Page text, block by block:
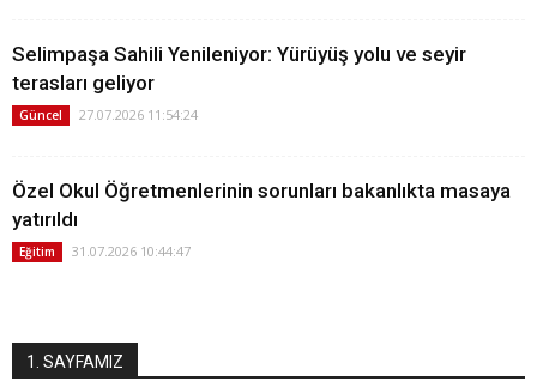
Selimpaşa Sahili Yenileniyor: Yürüyüş yolu ve seyir
terasları geliyor
Güncel 27.07.2026 11:54:24
Özel Okul Öğretmenlerinin sorunları bakanlıkta masaya
yatırıldı
Eğitim 31.07.2026 10:44:47
1. SAYFAMIZ